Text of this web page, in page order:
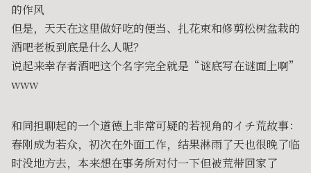
的作风
但是，天天在这里做好吃的便当、扎花束和修剪松树盆栽的
酒吧老板到底是什么人呢？
说起来幸存者酒吧这个名字完全就是“谜底写在谜面上啊”
www
和同担聊起的一个道德上非常可疑的若视角的イチ荒故事：
春刚成为若众，初次在外面工作，结果淋雨了天也很晚了临
时没地方去，本来想在事务所对付一下但被荒带回家了